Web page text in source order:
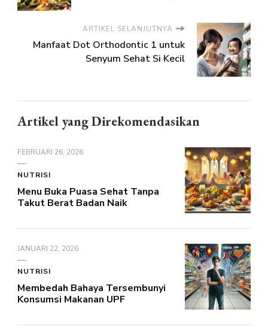
ARTIKEL SELANJUTNYA
Manfaat Dot Orthodontic 1 untuk
Senyum Sehat Si Kecil
Artikel yang Direkomendasikan
FEBRUARI 26, 2026
NUTRISI
Menu Buka Puasa Sehat Tanpa
Takut Berat Badan Naik
JANUARI 22, 2026
NUTRISI
Membedah Bahaya Tersembunyi
Konsumsi Makanan UPF